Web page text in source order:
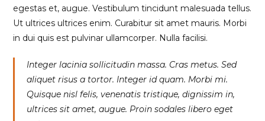
egestas et, augue. Vestibulum tincidunt malesuada tellus.
Ut ultrices ultrices enim. Curabitur sit amet mauris. Morbi
in dui quis est pulvinar ullamcorper. Nulla facilisi.
Integer lacinia sollicitudin massa. Cras metus. Sed
aliquet risus a tortor. Integer id quam. Morbi mi.
Quisque nisl felis, venenatis tristique, dignissim in,
ultrices sit amet, augue. Proin sodales libero eget